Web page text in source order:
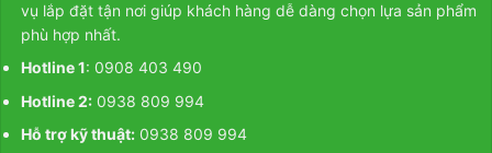
vụ lắp đặt tận nơi giúp khách hàng dễ dàng chọn lựa sản phẩm
phù hợp nhất.
Hotline 1: 0908 403 490
Hotline 2: 0938 809 994
Hỗ trợ kỹ thuật: 0938 809 994